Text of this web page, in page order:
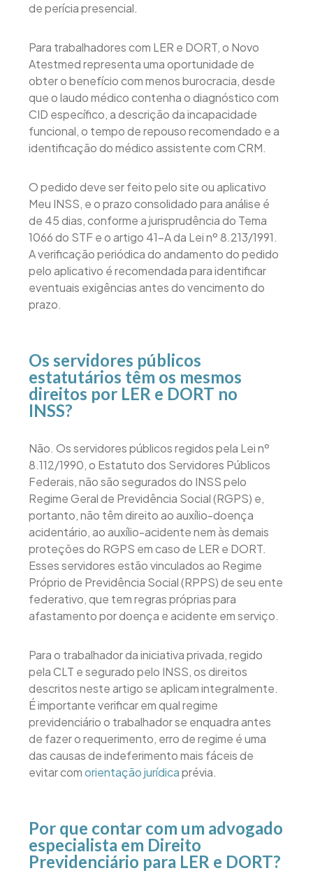
de perícia presencial.
Para trabalhadores com LER e DORT, o Novo
Atestmed representa uma oportunidade de
obter o benefício com menos burocracia, desde
que o laudo médico contenha o diagnóstico com
CID específico, a descrição da incapacidade
funcional, o tempo de repouso recomendado e a
identificação do médico assistente com CRM.
O pedido deve ser feito pelo site ou aplicativo
Meu INSS, e o prazo consolidado para análise é
de 45 dias, conforme a jurisprudência do Tema
1066 do STF e o artigo 41-A da Lei nº 8.213/1991.
A verificação periódica do andamento do pedido
pelo aplicativo é recomendada para identificar
eventuais exigências antes do vencimento do
prazo.
Os servidores públicos
estatutários têm os mesmos
direitos por LER e DORT no
INSS?
Não. Os servidores públicos regidos pela Lei nº
8.112/1990, o Estatuto dos Servidores Públicos
Federais, não são segurados do INSS pelo
Regime Geral de Previdência Social (RGPS) e,
portanto, não têm direito ao auxílio-doença
acidentário, ao auxílio-acidente nem às demais
proteções do RGPS em caso de LER e DORT.
Esses servidores estão vinculados ao Regime
Próprio de Previdência Social (RPPS) de seu ente
federativo, que tem regras próprias para
afastamento por doença e acidente em serviço.
Para o trabalhador da iniciativa privada, regido
pela CLT e segurado pelo INSS, os direitos
descritos neste artigo se aplicam integralmente.
É importante verificar em qual regime
previdenciário o trabalhador se enquadra antes
de fazer o requerimento, erro de regime é uma
das causas de indeferimento mais fáceis de
evitar comorientação jurídicaprévia.
Por que contar com um advogado
especialista em Direito
Previdenciário para LER e DORT?